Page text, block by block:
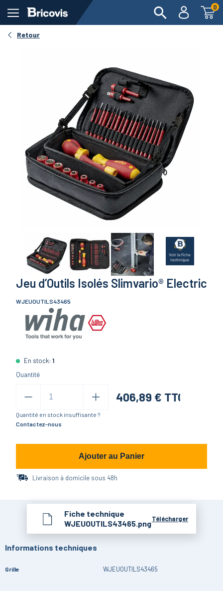
0
Retour
Jeu d’Outils Isolés Slimvario® Electric
WJEUOUTILS43465
En stock: 1
Quantité
406,89 € TTC
Quantité en stock insuffisante ?
Contactez-nous
Ajouter au Panier
Livraison à domicile sous 48h
Fiche technique
WJEUOUTILS43465.png
Télécharger
Informations techniques
Grille WJEUOUTILS43465